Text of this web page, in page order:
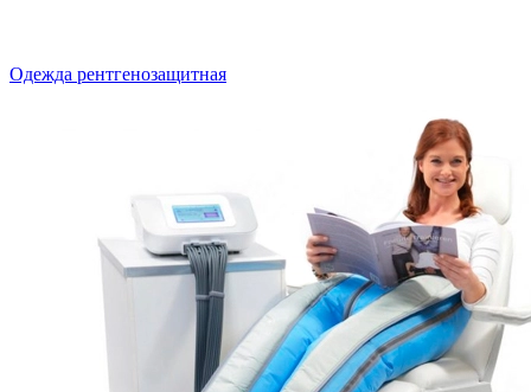
Одежда рентгенозащитная